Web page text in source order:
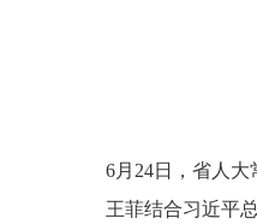
6月24日，省人大常
王菲结合习近平总